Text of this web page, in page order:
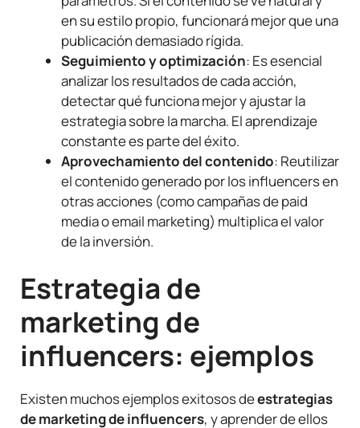
en su estilo propio, funcionará mejor que una
publicación demasiado rígida.
Seguimiento y optimización: Es esencial
analizar los resultados de cada acción,
detectar qué funciona mejor y ajustar la
estrategia sobre la marcha. El aprendizaje
constante es parte del éxito.
Aprovechamiento del contenido: Reutilizar
el contenido generado por los influencers en
otras acciones (como campañas de paid
media o email marketing) multiplica el valor
de la inversión.
Estrategia de
marketing de
influencers: ejemplos
Existen muchos ejemplos exitosos deestrategias
de marketing de influencers, y aprender de ellos